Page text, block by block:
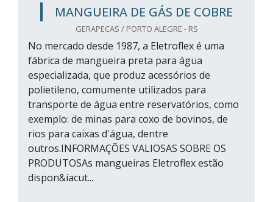
MANGUEIRA DE GÁS DE COBRE
GERAPECAS / PORTO ALEGRE - RS
No mercado desde 1987, a Eletroflex é uma
fábrica de mangueira preta para água
especializada, que produz acessórios de
polietileno, comumente utilizados para
transporte de água entre reservatórios, como
exemplo: de minas para coxo de bovinos, de
rios para caixas d'água, dentre
outros.INFORMAÇÕES VALIOSAS SOBRE OS
PRODUTOSAs mangueiras Eletroflex estão
dispon&iacut...